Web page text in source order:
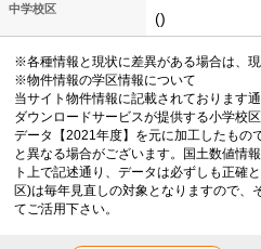
中学校区
()
※各種情報と現状に差異がある場合は、現
※物件情報の学区情報について
当サイト物件情報に記載されております
ダウンロードサービスが提供する小学校
データ【2021年度】を元に加工したもの
と異なる場合がございます。国土数値情
ト上で記述通り、データは必ずしも正確
区)は毎年見直しの対象となりますので、
てご活用下さい。